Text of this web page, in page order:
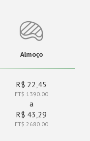
Almoço
R$ 22,45
FT$ 1390.00
a
R$ 43,29
FT$ 2680.00